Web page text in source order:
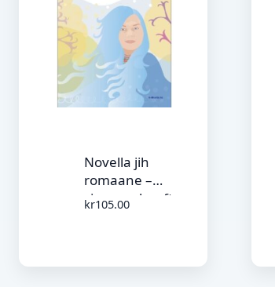
Novella jih
romaane –
sjangereheefte nr.
kr105.00